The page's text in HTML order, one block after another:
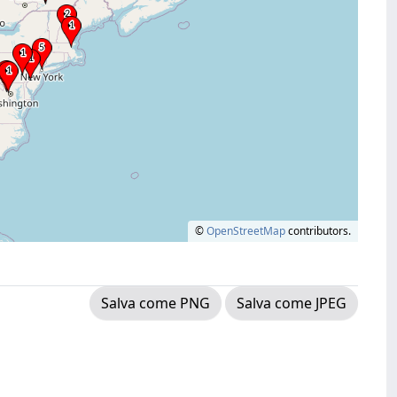
©OpenStreetMapcontributors.
Salva come PNG Salva come JPEG